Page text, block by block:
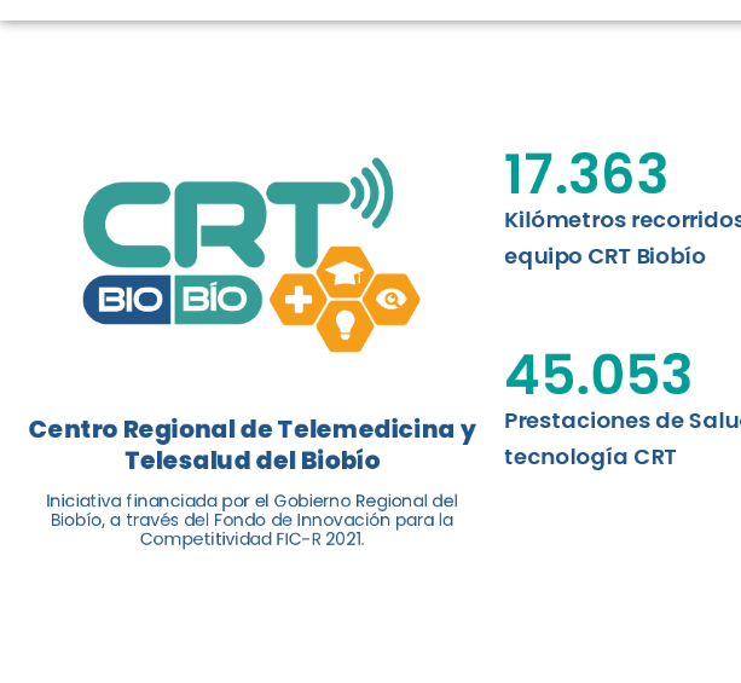
balance de tres años acercando la salud digital a los
Leer más
Centro Regional de Telemedicina y
Telesalud del Biobío
Iniciativa financiada por el Gobierno Regional del
Biobío, a través del Fondo de Innovación para la
Competitividad FIC-R 2021.
Kilómetros
equipo CRT Biobío
17.363
Prestaciones de
tecnología CRT
45.053